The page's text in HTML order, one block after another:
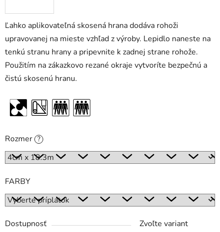
Ľahko aplikovateľná skosená hrana dodáva rohoži
upravovanej na mieste vzhľad z výroby. Lepidlo naneste na
tenkú stranu hrany a pripevnite k zadnej strane rohože.
Použitím na zákazkovo rezané okraje vytvoríte bezpečnú a
čistú skosenú hranu.
Rozmer ?
FARBY
Dostupnosť
Zvoľte variant